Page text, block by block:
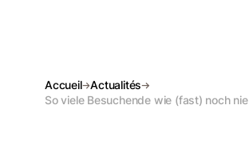
Accueil
Actualités
So viele Besuchende wie (fast) noch nie